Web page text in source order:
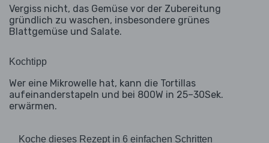
Vergiss nicht, das Gemüse vor der Zubereitung
gründlich zu waschen, insbesondere grünes
Blattgemüse und Salate.
Kochtipp
Wer eine Mikrowelle hat, kann die Tortillas
aufeinanderstapeln und bei 800W in 25–30Sek.
erwärmen.
Koche dieses Rezept in 6 einfachen Schritten